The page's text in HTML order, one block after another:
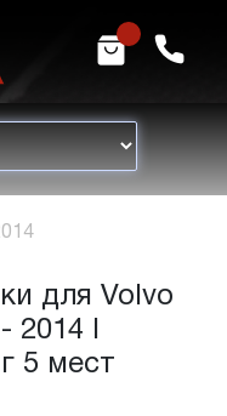
h m
для Volvo
2014 I
5 мест